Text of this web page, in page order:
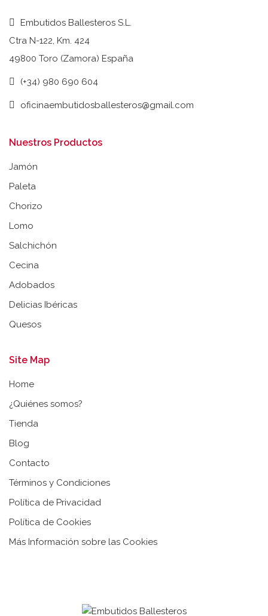
Embutidos Ballesteros S.L.
Ctra N-122, Km. 424
49800 Toro (Zamora) España
(+34) 980 690 604
oficinaembutidosballesteros@gmail.com
Nuestros Productos
Jamón
Paleta
Chorizo
Lomo
Salchichón
Cecina
Adobados
Delicias Ibéricas
Quesos
Site Map
Home
¿Quiénes somos?
Tienda
Blog
Contacto
Términos y Condiciones
Política de Privacidad
Política de Cookies
Más Información sobre las Cookies